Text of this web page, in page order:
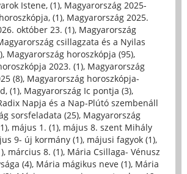
Istene, (1), Magyarország 2025-
(1), Magyarország 2025.
október 23. (1), Magyarország
csillagzata és a Nyilas
, Magyarország horoszkópja (95),
2023. (1), Magyarország
(8), Magyarország horoszkópja-
(1), Magyarország Ic pontja (3),
Napja és a Nap-Plútó szembenáll
sorsfeladata (25), Magyarország
, május 1. (1), május 8. szent Mihály
9- új kormány (1), májusi fagyok (1),
, március 8. (1), Mária Csillaga- Vénusz
(4), Mária mágikus neve (1), Mária